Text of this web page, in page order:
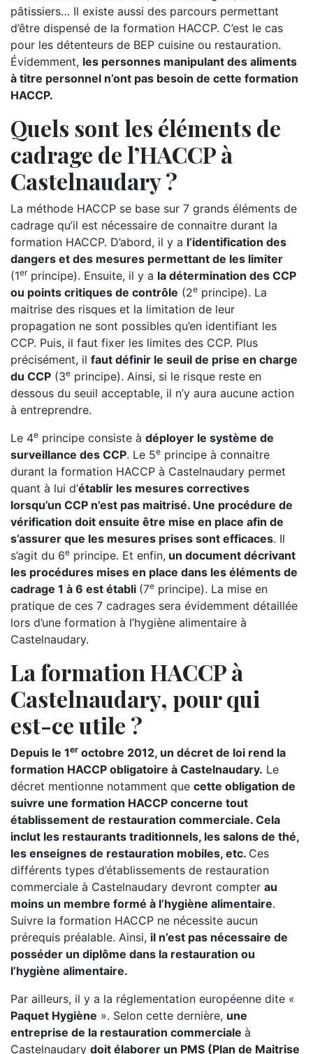
pâtissiers… Il existe aussi des parcours permettant
d’être dispensé de la formation HACCP. C’est le cas
pour les détenteurs de BEP cuisine ou restauration.
Évidemment, les personnes manipulant des aliments
à titre personnel n’ont pas besoin de cette formation
HACCP.
Quels sont les éléments de
cadrage de l’HACCP à
Castelnaudary ?
La méthode HACCP se base sur 7 grands éléments de
cadrage qu’il est nécessaire de connaitre durant la
formation HACCP. D’abord, il y a l’identification des
dangers et des mesures permettant de les limiter
(1erprincipe). Ensuite, il y a la détermination des CCP
ou points critiques de contrôle (2e principe). La
maitrise des risques et la limitation de leur
propagation ne sont possibles qu’en identifiant les
CCP. Puis, il faut fixer les limites des CCP. Plus
précisément, il faut définir le seuil de prise en charge
du CCP (3e principe). Ainsi, si le risque reste en
dessous du seuil acceptable, il n’y aura aucune action
à entreprendre.
Le 4e principe consiste à déployer le système de
surveillance des CCP. Le 5e principe à connaitre
durant la formation HACCP à Castelnaudary permet
quant à lui d’établir les mesures correctives
lorsqu’un CCP n’est pas maitrisé. Une procédure de
vérification doit ensuite être mise en place afin de
s’assurer que les mesures prises sont efficaces. Il
s’agit du 6e principe. Et enfin, un document décrivant
les procédures mises en place dans les éléments de
cadrage 1 à 6 est établi (7e principe). La mise en
pratique de ces 7 cadrages sera évidemment détaillée
lors d’une formation à l’hygiène alimentaire à
Castelnaudary.
La formation HACCP à
Castelnaudary, pour qui
est-ce utile ?
Depuis le 1er octobre 2012, un décret de loi rend la
formation HACCP obligatoire à Castelnaudary. Le
décret mentionne notamment que cette obligation de
suivre une formation HACCP concerne tout
établissement de restauration commerciale. Cela
inclut les restaurants traditionnels, les salons de thé,
les enseignes de restauration mobiles, etc. Ces
différents types d’établissements de restauration
commerciale à Castelnaudary devront compter au
moins un membre formé à l’hygiène alimentaire.
Suivre la formation HACCP ne nécessite aucun
prérequis préalable. Ainsi, il n’est pas nécessaire de
posséder un diplôme dans la restauration ou
l’hygiène alimentaire.
Par ailleurs, il y a la réglementation européenne dite «
Paquet Hygiène ». Selon cette dernière, une
entreprise de la restauration commerciale à
Castelnaudary doit élaborer un PMS (Plan de Maitrise